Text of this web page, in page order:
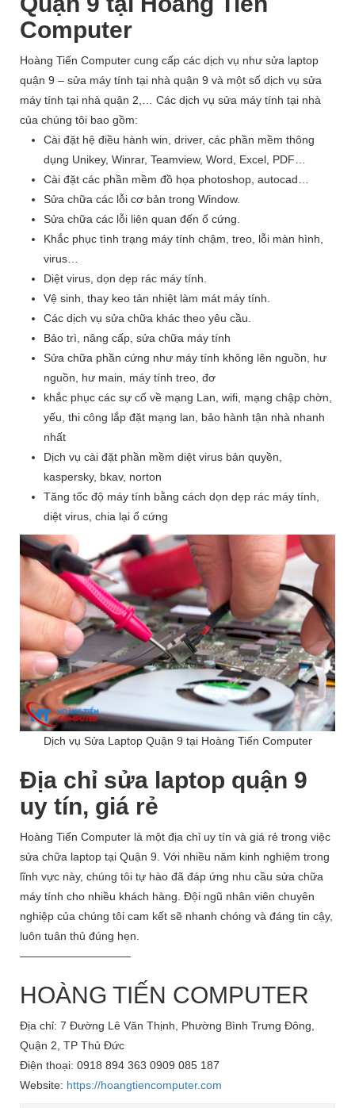
Computer
Hoàng Tiến Computer cung cấp các dịch vụ như sửa laptop
quận 9 – sửa máy tính tại nhà quận 9 và một số dịch vụ sửa
máy tính tại nhà quận 2,… Các dịch vụ sửa máy tính tại nhà
của chúng tôi bao gồm:
Cài đặt hệ điều hành win, driver, các phần mềm thông
dụng Unikey, Winrar, Teamview, Word, Excel, PDF…
Cài đặt các phần mềm đồ họa photoshop, autocad…
Sửa chữa các lỗi cơ bản trong Window.
Sửa chữa các lỗi liên quan đến ổ cứng.
Khắc phục tình trạng máy tính chậm, treo, lỗi màn hình,
virus…
Diệt virus, dọn dẹp rác máy tính.
Vệ sinh, thay keo tản nhiệt làm mát máy tính.
Các dịch vụ sửa chữa khác theo yêu cầu.
Bảo trì, nâng cấp, sửa chữa máy tính
Sửa chữa phần cứng như máy tính không lên nguồn, hư
nguồn, hư main, máy tính treo, đơ
khắc phục các sự cố về mạng Lan, wifi, mạng chập chờn,
yếu, thi công lắp đặt mạng lan, bảo hành tận nhà nhanh
nhất
Dịch vụ cài đặt phần mềm diệt virus bản quyền,
kaspersky, bkav, norton
Tăng tốc độ máy tính bằng cách dọn dẹp rác máy tính,
diệt virus, chia lại ổ cứng
Dịch vụ Sửa Laptop Quận 9 tại Hoàng Tiến Computer
Địa chỉ sửa laptop quận 9
uy tín, giá rẻ
Hoàng Tiến Computer là một địa chỉ uy tín và giá rẻ trong việc
sửa chữa laptop tại Quận 9. Với nhiều năm kinh nghiệm trong
lĩnh vực này, chúng tôi tự hào đã đáp ứng nhu cầu sửa chữa
máy tính cho nhiều khách hàng. Đội ngũ nhân viên chuyên
nghiệp của chúng tôi cam kết sẽ nhanh chóng và đáng tin cậy,
luôn tuân thủ đúng hẹn.
——————————
HOÀNG TIẾN COMPUTER
Địa chỉ: 7 Đường Lê Văn Thịnh, Phường Bình Trưng Đông,
Quận 2, TP Thủ Đức
Điện thoại: 0918 894 363 0909 085 187
Website: https://hoangtiencomputer.com